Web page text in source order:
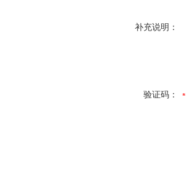
补充说明：
验证码：